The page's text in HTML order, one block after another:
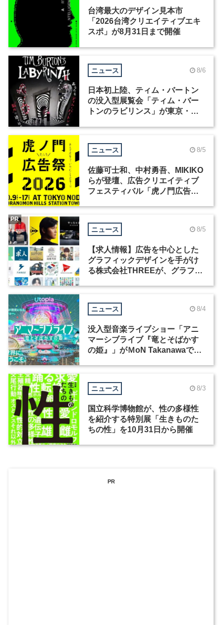
台湾最大のデザイン見本市
「2026台湾クリエイティブエキ
スポ」が8月31日まで開催
ニュース 8/6
日本初上陸、ティム・バートン
の没入型展覧会「ティム・バー
トンのラビリンス」が東京・豊
ニュース 8/5
佐藤可士和、中村勇吾、MIKIKO
らが登壇、広告クリエイティブ
フェスティバル「虎ノ門広告
ニュース 8/5
【求人情報】広告を中心とした
グラフィックデザインを手がけ
る株式会社THREEが、グラフィ
PR
ニュース 8/4
没入型音楽ライブショー「アニ
マーシブライブ『竜とそばかす
の姫』」がＭoN Takanawaで開
ニュース 8/3
国立科学博物館が、性の多様性
を紹介する特別展「生きものた
ちの性」を10月31日から開催
PR